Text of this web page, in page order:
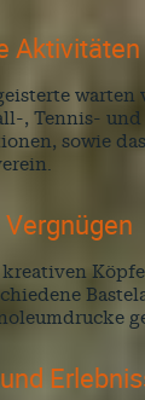
Aktivitäten
warten
, Tennis- und
sowie